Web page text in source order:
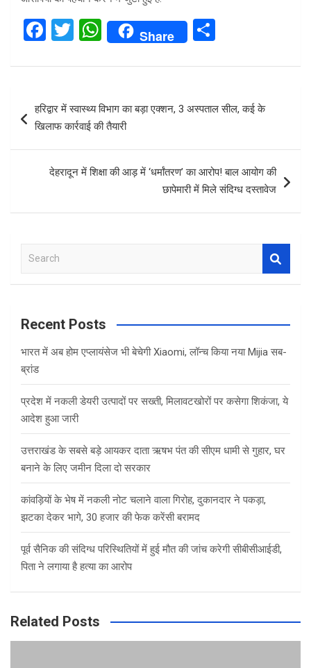
F
ce
o
k
T
tt
W
at
s
A
p
Share
ar
navigation
हरिद्वार में स्वास्थ्य विभाग का बड़ा एक्शन, 3 अस्पताल सील, कई के
खिलाफ कार्रवाई की तैयारी
देहरादून में शिक्षा की आड़ में ‘धर्मांतरण’ का आरोप! बाल आयोग की
छापेमारी में मिले संदिग्ध दस्तावेज
a
cRecent Posts
भारत में अब होम एप्लायंसेज भी बेचेगी Xiaomi, लॉन्च किया नया Mijia सब-
ब्रांड
प्रदेश में नकली डेयरी उत्पादों पर सख्ती, मिलावटखोरों पर कसेगा शिकंजा, ये
आदेश हुआ जारी
उत्तराखंड के सबसे बड़े आयकर दाता ऋषभ पंत की सीएम धामी से गुहार, घर
बनाने के लिए जमीन दिला दो सरकार
कांवड़ियों के भेष में नकली नोट चलाने वाला गिरोह, दुकानदार ने पकड़ा,
झटका देकर भागे, 30 हजार की फेक करेंसी बरामद
पूर्व सैनिक की संदिग्ध परिस्थितियों में हुई मौत की जांच करेगी सीबीसीआईडी,
पिता ने लगाया है हत्या का आरोप
Related Posts